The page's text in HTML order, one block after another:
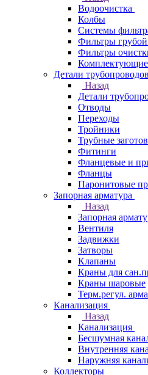
Водоочистка
Колбы
Системы
Фильтры
Фильтры
Комплектующие
Детали трубопроводов
Назад
Детали
Отводы
Переходы
Тройники
Трубные
Фитинги
Фланцевые и
Фланцы
Паронитовые
Запорная арматура
Назад
Запорная
Вентиля
Задвижки
Затворы
Клапаны
Краны для
Краны шаровые
Терм.регул.
Канализация
Назад
Канализация
Бесшумная
Внутренняя
Наружняя
Коллекторы